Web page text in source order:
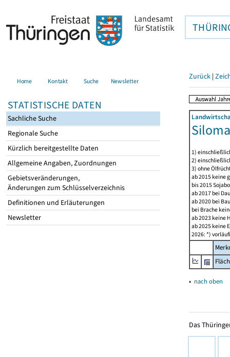
Home Kontakt Suche Newsletter
STATISTISCHE DATEN
Sachliche Suche
Regionale Suche
Kürzlich bereitgestellte Daten
Allgemeine Angaben, Zuordnungen
Gebietsveränderungen,
Änderungen zum Schlüsselverzeichnis
Definitionen und Erläuterungen
Newsletter
Zurück |
1)
2)
3) ohne
ab 2015 keine
bis 2015
ab 2017 bei
ab 2020 bei
bei Brache
ab 2023 keine
ab 2025 keine
2026: *)
▴ nach oben
Das